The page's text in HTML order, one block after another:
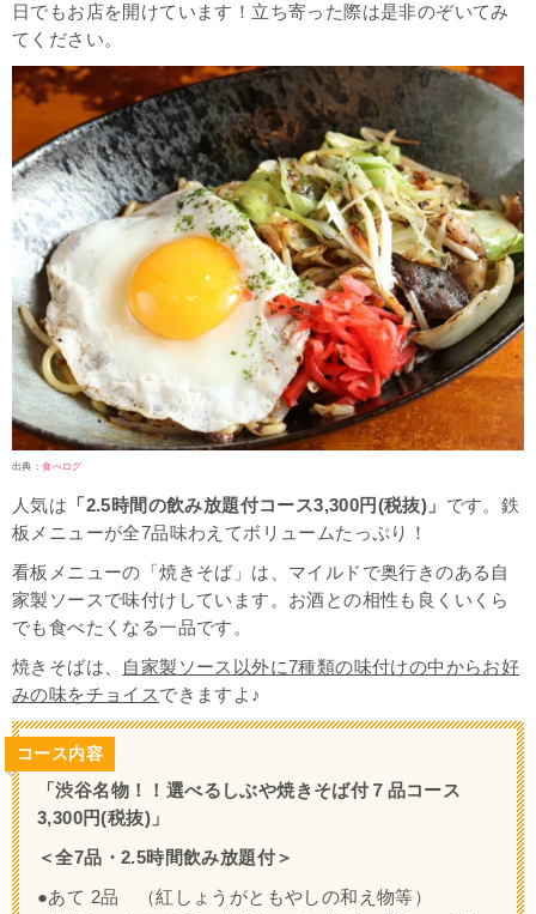
日でもお店を開けています！立ち寄った際は是非のぞいてみ
てください。
出典：食べログ
人気は 「2.5時間の飲み放題付コース3,300円(税抜)」 です。鉄
板メニューが全7品味わえてボリュームたっぷり！
看板メニューの「焼きそば」は、マイルドで奥行きのある自
家製ソースで味付けしています。お酒との相性も良くいくら
でも食べたくなる一品です。
焼きそばは、 自家製ソース以外に7種類の味付けの中からお好
みの味をチョイスできますよ♪
コース内容
「渋谷名物！！選べるしぶや焼きそば付７品コース
3,300円(税抜)」
＜全7品・2.5時間飲み放題付＞
●あて 2品 （紅しょうがともやしの和え物等）